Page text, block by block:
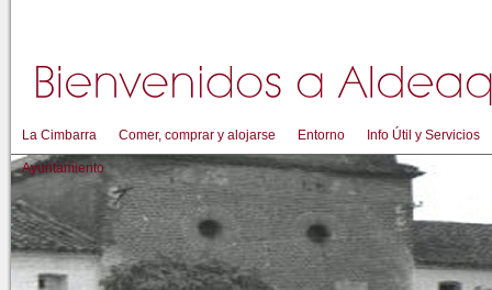
La Cimbarra Comer, comprar y alojarse Entorno Info Útil y Servicios
Ayuntamiento